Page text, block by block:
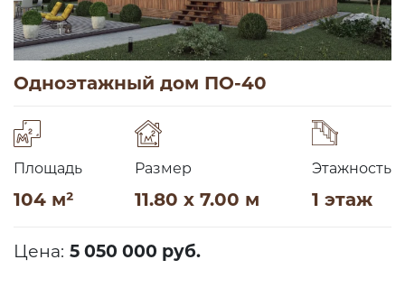
Одноэтажный дом ПО-40
Площадь
104 м²
Размер
11.80 x 7.00 м
Этажность
1 этаж
Цена: 5 050 000 руб.